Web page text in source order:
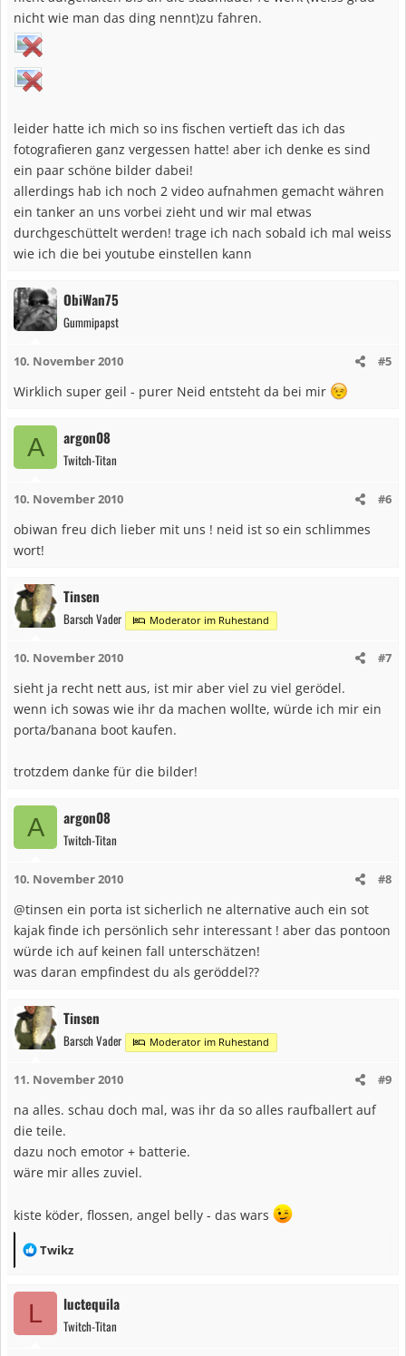
nicht wie man das ding nennt)zu fahren.
leider hatte ich mich so ins fischen vertieft das ich das
fotografieren ganz vergessen hatte! aber ich denke es sind
ein paar schöne bilder dabei!
allerdings hab ich noch 2 video aufnahmen gemacht währen
ein tanker an uns vorbei zieht und wir mal etwas
durchgeschüttelt werden! trage ich nach sobald ich mal weiss
wie ich die bei youtube einstellen kann
ObiWan75
Gummipapst
10. November 2010 #5
Wirklich super geil - purer Neid entsteht da bei mir
A argon08
Twitch-Titan
10. November 2010 #6
obiwan freu dich lieber mit uns ! neid ist so ein schlimmes
wort!
Tinsen
Barsch Vader Moderator im Ruhestand
10. November 2010 #7
sieht ja recht nett aus, ist mir aber viel zu viel gerödel.
wenn ich sowas wie ihr da machen wollte, würde ich mir ein
porta/banana boot kaufen.
trotzdem danke für die bilder!
A argon08
Twitch-Titan
10. November 2010 #8
@tinsen ein porta ist sicherlich ne alternative auch ein sot
kajak finde ich persönlich sehr interessant ! aber das pontoon
würde ich auf keinen fall unterschätzen!
was daran empfindest du als geröddel??
Tinsen
Barsch Vader Moderator im Ruhestand
11. November 2010 #9
na alles. schau doch mal, was ihr da so alles raufballert auf
die teile.
dazu noch emotor + batterie.
wäre mir alles zuviel.
kiste köder, flossen, angel belly - das wars
R
a
Twikz
L luctequila
Twitch-Titan